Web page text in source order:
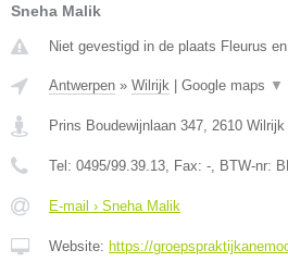
Sneha Malik
Niet gevestigd in de plaats Fleurus
Antwerpen » Wilrijk Google maps ▼
Prins Boudewijnlaan 347 2610 Wilrijk
Tel: 0495/99.39.13 , Fax: - , BTW-nr:
E-mail › Sneha Malik
Website: https://